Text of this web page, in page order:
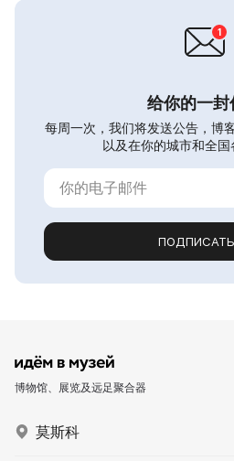
给你的一封
每周一次，我们将发送公告，博
以及在你的城市和全国
博物馆、展览及远足聚合器
莫斯科